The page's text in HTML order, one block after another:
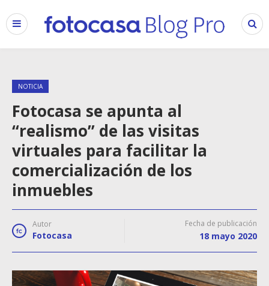
NOTICIA
Fotocasa se apunta al
“realismo” de las visitas
virtuales para facilitar la
comercialización de los
inmuebles
Autor
Fotocasa
Fecha de publicación
18 mayo 2020